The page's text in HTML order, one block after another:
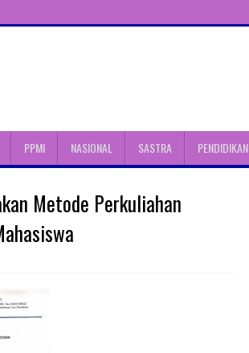
PPMI NASIONAL SASTRA PENDIDIKAN
Metode Perkuliahan